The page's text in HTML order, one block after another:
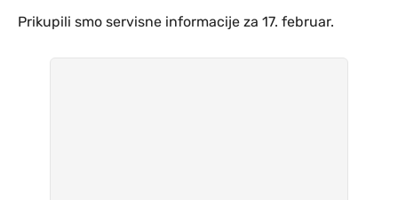
Prikupili smo servisne informacije za 17. februar.